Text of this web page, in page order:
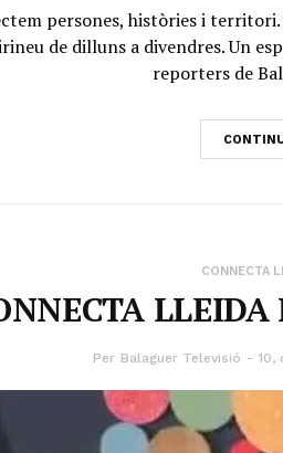
persones, històries i
de dilluns a divendres. Un
reporters de
CONNECTA
Per Balaguer Televisió 10,